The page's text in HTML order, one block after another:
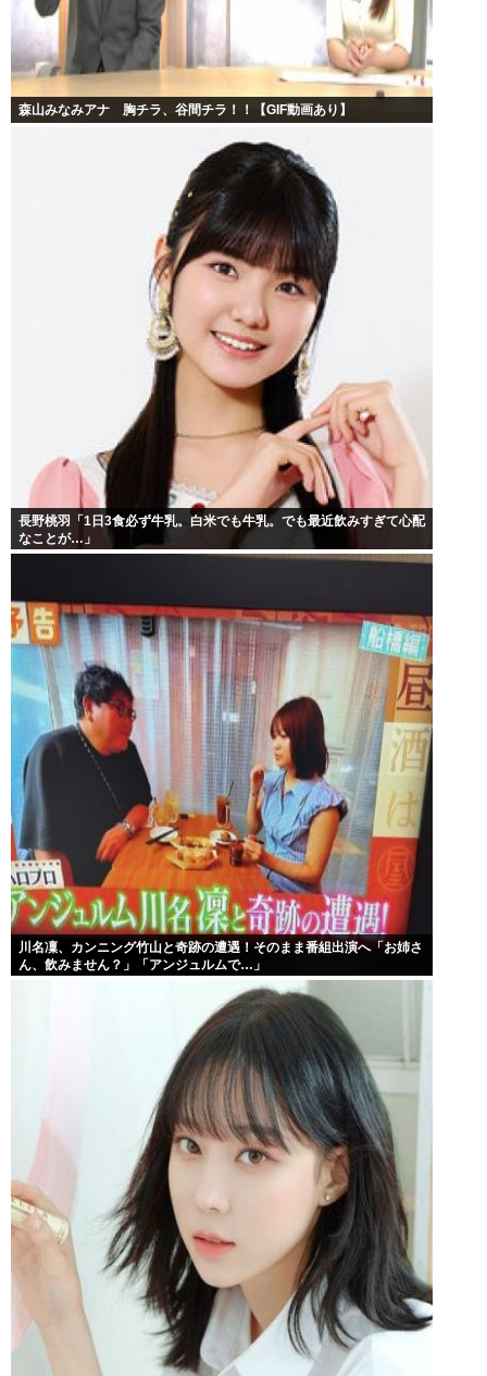
森山みなみアナ 胸チラ、谷間チラ！！【GIF動画あり】
長野桃羽「1日3食必ず牛乳。白米でも牛乳。でも最近飲みすぎて心配
なことが…」
川名凜、カンニング竹山と奇跡の遭遇！そのまま番組出演へ「お姉さ
ん、飲みません？」「アンジュルムで…」